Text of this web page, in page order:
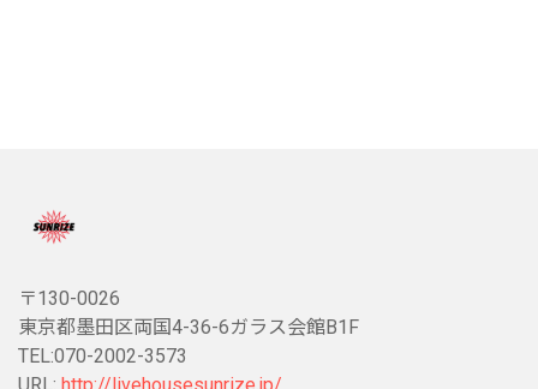
〒130-0026
東京都墨田区両国4-36-6ガラス会館B1F
TEL:070-2002-3573